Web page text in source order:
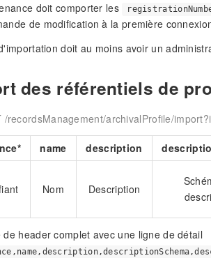
doit comporter les
de modification à la première
doit au moins avoir un
des référentiels de
/recordsManagement/archivalProfile/
name description
Nom Description
de header complet avec une ligne de détail